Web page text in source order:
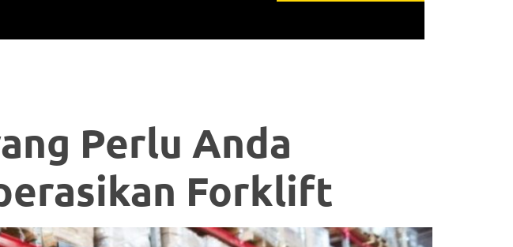
Perlu Anda
Forklift